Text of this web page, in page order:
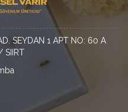
SEYDAN 1 APT NO: 60 A
SIIRT